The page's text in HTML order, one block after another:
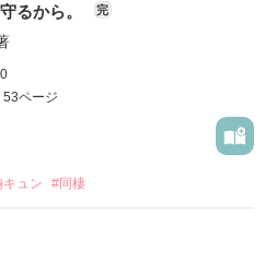
るから。 完
53ページ
キュン #同棲